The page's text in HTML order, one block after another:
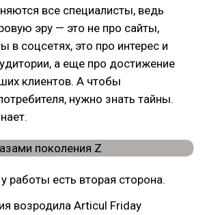
все специалисты, ведь
эру — это не про сайты,
в соцсетях, это про интерес и
а еще про достижение
клиентов. А чтобы
нужно знать тайны.
работы есть вторая сторона.
возродила Articul Friday